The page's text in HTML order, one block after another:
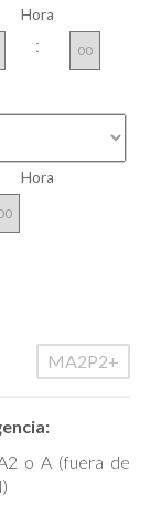
Hora
:
Hora
MA2P2+
o A (fuera de